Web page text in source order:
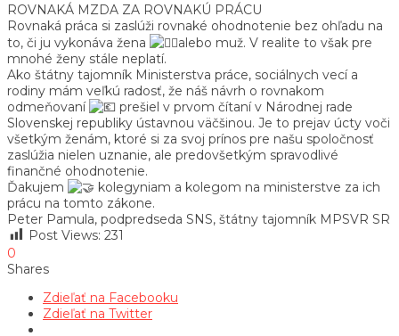
ROVNAKÁ MZDA ZA ROVNAKÚ PRÁCU
Rovnaká práca si zaslúži rovnaké ohodnotenie bez ohľadu na
to, či ju vykonáva žena
alebo muž. V realite to však pre
mnohé ženy stále neplatí.
Ako štátny tajomník Ministerstva práce, sociálnych vecí a
rodiny mám veľkú radosť, že náš návrh o rovnakom
odmeňovaní
prešiel v prvom čítaní v Národnej rade
Slovenskej republiky ústavnou väčšinou. Je to prejav úcty voči
všetkým ženám, ktoré si za svoj prínos pre našu spoločnosť
zaslúžia nielen uznanie, ale predovšetkým spravodlivé
finančné ohodnotenie.
Ďakujem
kolegyniam a kolegom na ministerstve za ich
prácu na tomto zákone.
Peter Pamula, podpredseda SNS, štátny tajomník MPSVR SR
Post Views: 231
0
Shares
Zdieľať na Facebooku
Zdieľať na Twitter